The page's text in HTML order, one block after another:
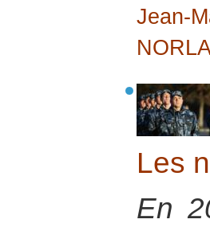
Jean-
Les
En